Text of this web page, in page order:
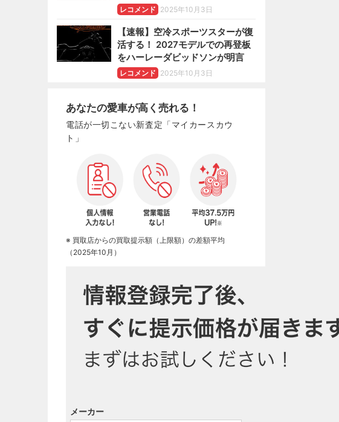
レコメンド 2025年10月3日
【速報】空冷スポーツスターが復
活する！ 2027モデルでの再登板
をハーレーダビッドソンが明言
レコメンド 2025年10月3日
あなたの愛車が高く売れる！
電話が一切こない新査定「マイカースカウ
ト」
※ 買取店からの買取提示額（上限額）の差額平均
（2025年10月）
メーカー